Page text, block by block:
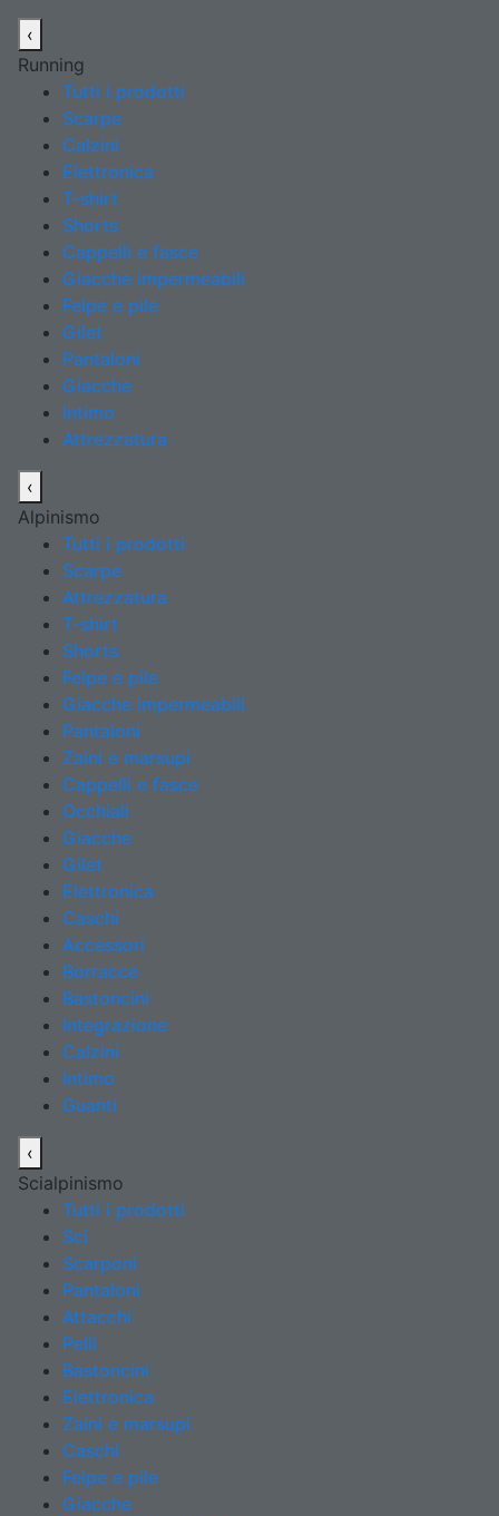
‹
Running
Tutti i prodotti
Scarpe
Calzini
Elettronica
T-shirt
Shorts
Cappelli e fasce
Giacche impermeabili
Felpe e pile
Gilet
Pantaloni
Giacche
Intimo
Attrezzatura
‹
Alpinismo
Tutti i prodotti
Scarpe
Attrezzatura
T-shirt
Shorts
Felpe e pile
Giacche impermeabili
Pantaloni
Zaini e marsupi
Cappelli e fasce
Occhiali
Giacche
Gilet
Elettronica
Caschi
Accessori
Borracce
Bastoncini
Integrazione
Calzini
Intimo
Guanti
‹
Scialpinismo
Tutti i prodotti
Sci
Scarponi
Pantaloni
Attacchi
Pelli
Bastoncini
Elettronica
Zaini e marsupi
Caschi
Felpe e pile
Giacche